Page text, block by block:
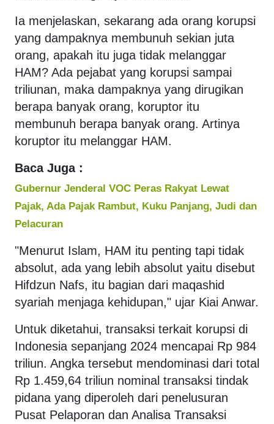
Ia menjelaskan, sekarang ada orang korupsi
yang dampaknya membunuh sekian juta
orang, apakah itu juga tidak melanggar
HAM? Ada pejabat yang korupsi sampai
triliunan, maka dampaknya yang dirugikan
berapa banyak orang, koruptor itu
membunuh berapa banyak orang. Artinya
koruptor itu melanggar HAM.
Baca Juga :
Gubernur Jenderal VOC Peras Rakyat Lewat
Pajak, Ada Pajak Rambut, Kuku Panjang, Judi dan
Pelacuran
"Menurut Islam, HAM itu penting tapi tidak
absolut, ada yang lebih absolut yaitu disebut
Hifdzun Nafs, itu bagian dari maqashid
syariah menjaga kehidupan," ujar Kiai Anwar.
Untuk diketahui, transaksi terkait korupsi di
Indonesia sepanjang 2024 mencapai Rp 984
triliun. Angka tersebut mendominasi dari total
Rp 1.459,64 triliun nominal transaksi tindak
pidana yang diperoleh dari penelusuran
Pusat Pelaporan dan Analisa Transaksi